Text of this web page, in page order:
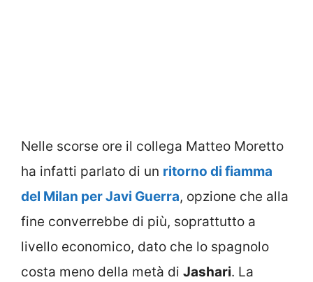
Nelle scorse ore il collega Matteo Moretto
ha infatti parlato di un ritorno di fiamma
del Milan per Javi Guerra, opzione che alla
fine converrebbe di più, soprattutto a
livello economico, dato che lo spagnolo
costa meno della metà di Jashari. La